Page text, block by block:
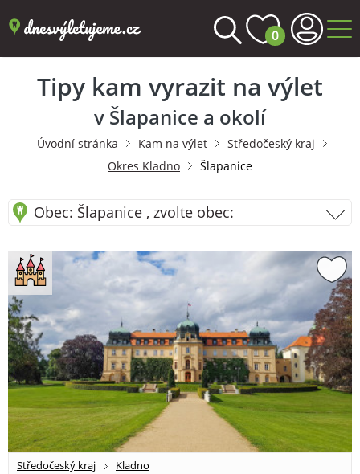
0
Tipy kam vyrazit na výlet
v Šlapanice a okolí
Úvodní stránka Kam na výlet
Středočeský kraj
Okres Kladno
Šlapanice
Obec: Šlapanice , zvolte obec:
Středočeský kraj Kladno